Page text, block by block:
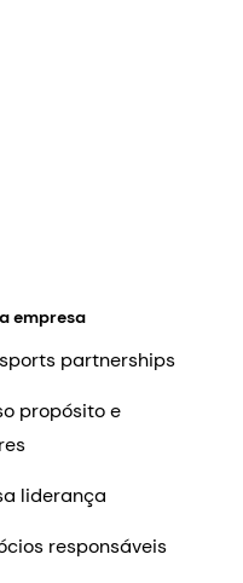
empresa
partnerships
propósito e
liderança
responsáveis